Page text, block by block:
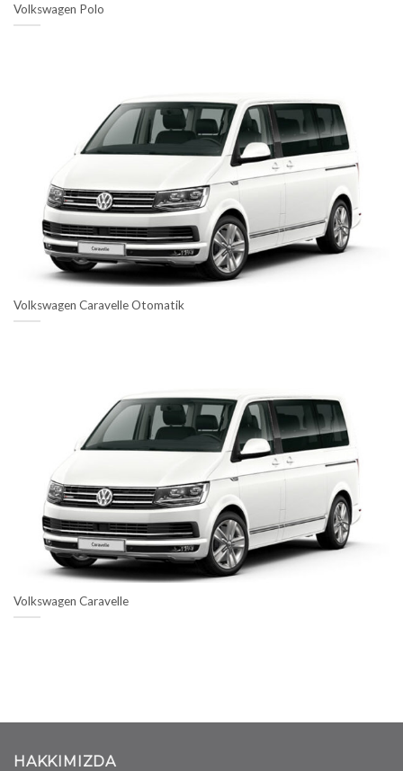
Volkswagen Polo
Volkswagen Caravelle Otomatik
Volkswagen Caravelle
HAKKIMIZDA